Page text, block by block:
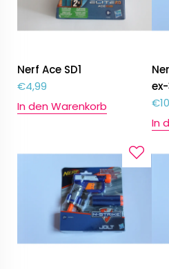
Nerf Ace SD1
€4,99
In den Warenkorb
€
In